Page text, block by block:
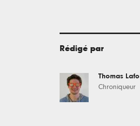
Rédigé par
Thomas
Chroniqueur